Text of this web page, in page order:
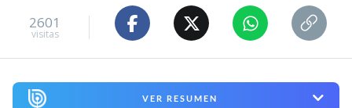
2601
visitas
VER RESUMEN